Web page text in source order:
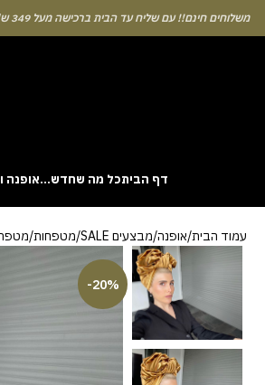
חינם!! עם שליח עד הבית ברכישה מעל 349 ש"ח
דף הביתכל מה שחדש…אופנה
Aviator demo mode and familiarise yourself
Reading these guides often reveals how the
for every single bet you decide to place.
עמוד הבית אופנה מבצעים SALE מטפחות
-20%